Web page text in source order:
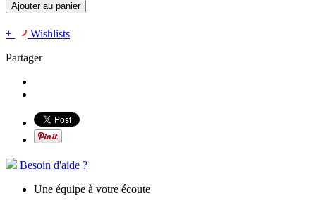
Ajouter au panier
+
Wishlists
Partager
Besoin d'aide ?
Une équipe à votre écoute